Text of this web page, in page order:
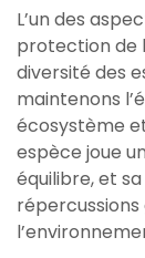
L’un des
protection de
diversité des
maintenons
écosystème
espèce joue
équilibre, et
répercussions